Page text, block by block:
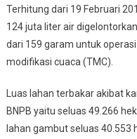
Terhitung dari 19 Februari
124 juta liter air
dari 159 garam untuk
modifikasi cuaca (TMC).
Luas lahan terbakar akibat
BNPB yaitu seluas 49.266
lahan gambut seluas 40.553